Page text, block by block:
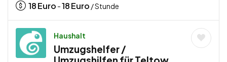
18Euro -18Euro / Stunde
Haushalt
Umzugshelfer /